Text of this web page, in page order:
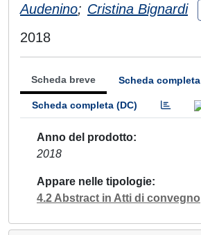
Audenino; Cristina Bignardi
2018
Scheda breve Scheda completa
Scheda completa (DC)
Anno del prodotto
2018
Appare nelle tipologie
4.2 Abstract in Atti di convegno